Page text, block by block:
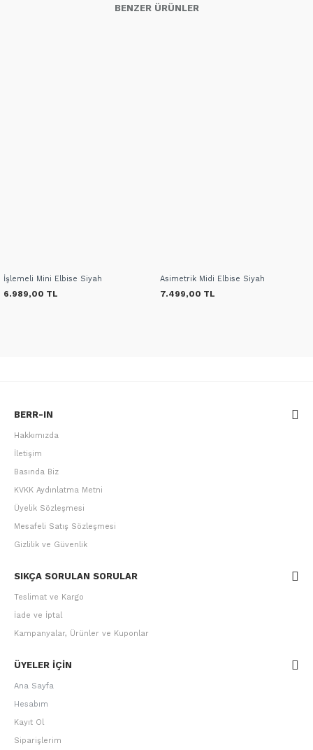
BENZER ÜRÜNLER
İşlemeli Mini Elbise Siyah
6.989,00 TL
Asimetrik Midi Elbise Siyah
7.499,00 TL
BERR-IN
Hakkımızda
İletişim
Basında Biz
KVKK Aydınlatma Metni
Üyelik Sözleşmesi
Mesafeli Satış Sözleşmesi
Gizlilik ve Güvenlik
SIKÇA SORULAN SORULAR
Teslimat ve Kargo
İade ve İptal
Kampanyalar, Ürünler ve Kuponlar
ÜYELER IÇIN
Ana Sayfa
Hesabım
Kayıt Ol
Siparişlerim